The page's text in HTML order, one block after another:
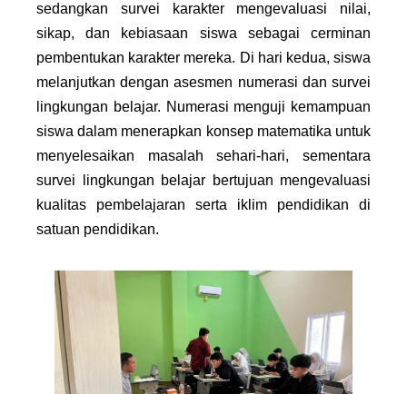
sedangkan survei karakter mengevaluasi nilai,
sikap, dan kebiasaan siswa sebagai cerminan
pembentukan karakter mereka. Di hari kedua, siswa
melanjutkan dengan asesmen numerasi dan survei
lingkungan belajar. Numerasi menguji kemampuan
siswa dalam menerapkan konsep matematika untuk
menyelesaikan masalah sehari-hari, sementara
survei lingkungan belajar bertujuan mengevaluasi
kualitas pembelajaran serta iklim pendidikan di
satuan pendidikan.